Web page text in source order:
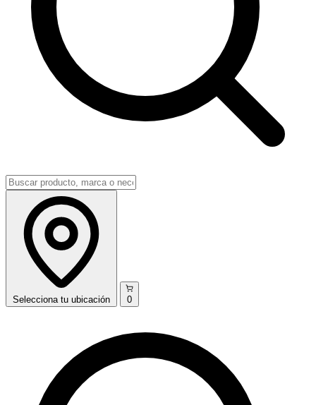
Selecciona tu ubicación 0